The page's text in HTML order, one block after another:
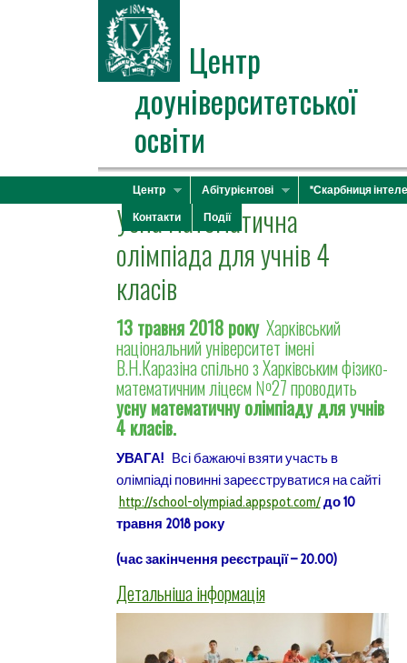
Центр
доуніверситетської
освіти
Центр Абітурієнтові
"Скарбниця
Контакти
Події
Усна математична
олімпіада для учнів 4
класів
13 травня 2018 рокуХарківський
національний університет імені
В.Н.Каразіна спільно з Харківським фізико-
математичним ліцеєм №27 проводить
усну математичну олімпіаду для учнів
4 класів.
УВАГА!Всі бажаючі взяти участь в
олімпіаді повинні зареєструватися на сайті
http://school-olympiad.appspot.com/до 10
травня 2018 року
(час закінчення реєстрації – 20.00)
Детальніша інформація